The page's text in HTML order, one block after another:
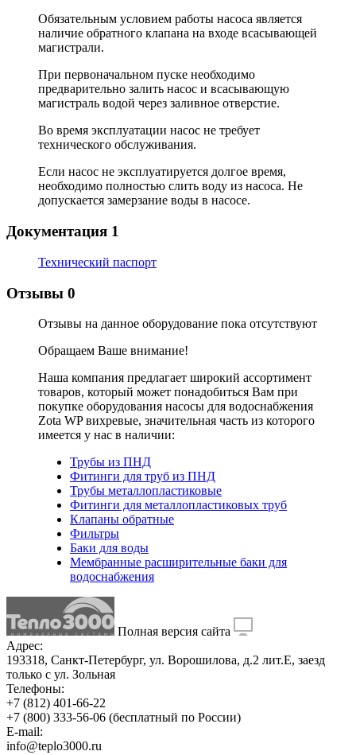
Обязательным условием работы насоса является
наличие обратного клапана на входе всасывающей
магистрали.
При первоначальном пуске необходимо
предварительно залить насос и всасывающую
магистраль водой через заливное отверстие.
Во время эксплуатации насос не требует
технического обслуживания.
Если насос не эксплуатируется долгое время,
необходимо полностью слить воду из насоса. Не
допускается замерзание воды в насосе.
Документация 1
Технический паспорт
Отзывы 0
Отзывы на данное оборудование пока отсутствуют
Обращаем Ваше внимание!
Наша компания предлагает широкий ассортимент
товаров, который может понадобиться Вам при
покупке оборудования насосы для водоснабжения
Zota WP вихревые, значительная часть из которого
имеется у нас в наличии:
Трубы из ПНД
Фитинги для труб из ПНД
Трубы металлопластиковые
Фитинги для металлопластиковых труб
Клапаны обратные
Фильтры
Баки для воды
Мембранные расширительные баки для
водоснабжения
Полная версия сайта
Адрес:
193318, Санкт-Петербург, ул. Ворошилова, д.2 лит.Е, заезд
только с ул. Зольная
Телефоны:
+7 (812) 401-66-22
+7 (800) 333-56-06 (бесплатный по России)
E-mail:
info@teplo3000.ru